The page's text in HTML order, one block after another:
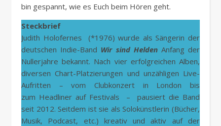
bin gespannt, wie es Euch beim Hören geht.
Steckbrief
Judith Holofernes (*1976) wurde als Sängerin der
deutschen Indie-Band Wir sind Helden Anfang der
Nullerjahre bekannt. Nach vier erfolgreichen Alben,
diversen Chart-Platzierungen und unzähligen Live-
Aufritten – vom Clubkonzert in London bis
zum Headliner auf Festivals – pausiert die Band
seit 2012. Seitdem ist sie als Solokünstlerin (Bücher,
Musik, Podcast, etc.) kreativ und aktiv auf der